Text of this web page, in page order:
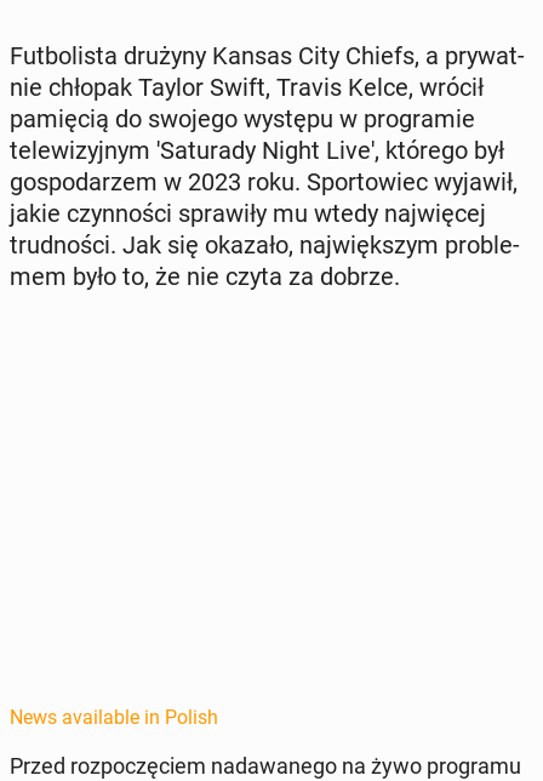
Fut­bolista drużyny Kansas City Chiefs, a pry­wat­
nie chłopak Taylor Swift, Travis Kelce, wrócił
pamię­cią do swojego występu w pro­gramie
telewiz­yjnym 'Sat­u­rady Night Live', którego był
gospo­darzem w 2023 roku. Sportowiec wyjawił,
jakie czyn­noś­ci spraw­iły mu wtedy na­jwięcej
trud­noś­ci. Jak się okazało, na­jwięk­szym prob­le­
mem było to, że nie czyta za dobrze.
News available in Polish
Przed rozpoczę­ciem nadawanego na żywo pro­gra­mu